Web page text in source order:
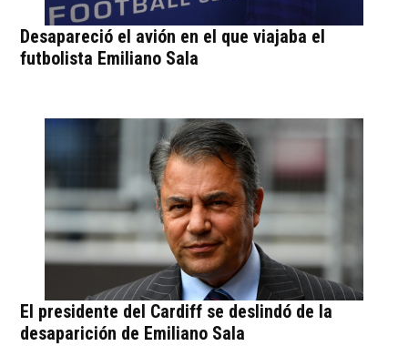
Desapareció el avión en el que viajaba el
futbolista Emiliano Sala
El presidente del Cardiff se deslindó de la
desaparición de Emiliano Sala